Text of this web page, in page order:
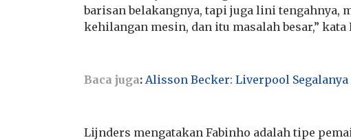
barisan belakangnya, tapi juga lini tengahnya,
kehilangan mesin, dan itu masalah besar,” kata
Baca juga: Alisson Becker: Liverpool Segalanya
Lijnders mengatakan Fabinho adalah tipe